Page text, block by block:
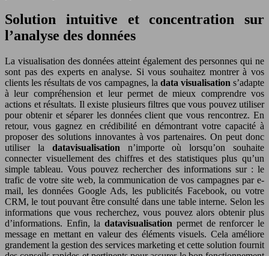
Solution intuitive et concentration sur
l’analyse des données
La visualisation des données atteint également des personnes qui ne
sont pas des experts en analyse. Si vous souhaitez montrer à vos
clients les résultats de vos campagnes, la data visualisation s’adapte
à leur compréhension et leur permet de mieux comprendre vos
actions et résultats. Il existe plusieurs filtres que vous pouvez utiliser
pour obtenir et séparer les données client que vous rencontrez. En
retour, vous gagnez en crédibilité en démontrant votre capacité à
proposer des solutions innovantes à vos partenaires. On peut donc
utiliser la datavisualisation n’importe où lorsqu’on souhaite
connecter visuellement des chiffres et des statistiques plus qu’un
simple tableau. Vous pouvez rechercher des informations sur : le
trafic de votre site web, la communication de vos campagnes par e-
mail, les données Google Ads, les publicités Facebook, ou votre
CRM, le tout pouvant être consulté dans une table interne. Selon les
informations que vous recherchez, vous pouvez alors obtenir plus
d’informations. Enfin, ladatavisualisation permet de renforcer le
message en mettant en valeur des éléments visuels. Cela améliore
grandement la gestion des services marketing et cette solution fournit